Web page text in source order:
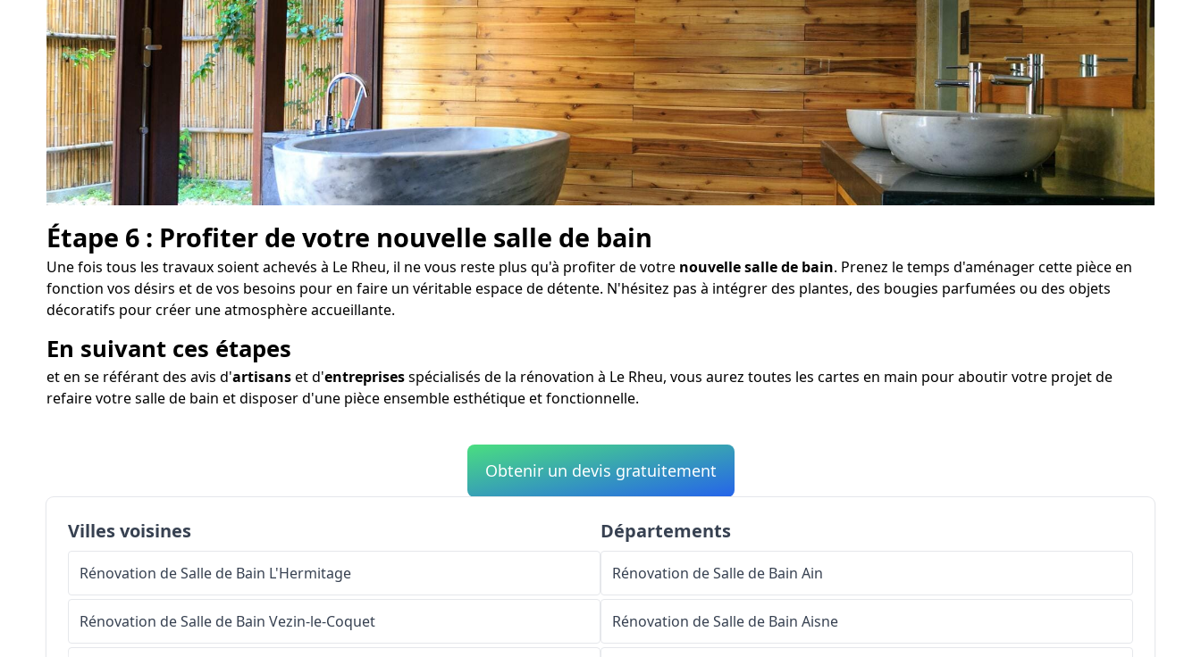
Étape 6 : Profiter de votre nouvelle salle de bain
Une fois tous les travaux soient achevés à Le Rheu, il ne vous reste plus qu'à profiter de votre nouvelle salle de bain. Prenez le temps d'aménager cette pièce en
fonction vos désirs et de vos besoins pour en faire un véritable espace de détente. N'hésitez pas à intégrer des plantes, des bougies parfumées ou des objets
décoratifs pour créer une atmosphère accueillante.
En suivant ces étapes
et en se référant des avis d'artisanset d'entreprisesspécialisés de la rénovation à Le Rheu, vous aurez toutes les cartes en main pour aboutir votre projet de
refaire votre salle de bain et disposer d'une pièce ensemble esthétique et fonctionnelle.
Obtenir un devis gratuitement
Villes voisines
Rénovation de Salle de Bain L'Hermitage
Rénovation de Salle de Bain Vezin-le-Coquet
Départements
Rénovation de Salle de Bain Ain
Rénovation de Salle de Bain Aisne